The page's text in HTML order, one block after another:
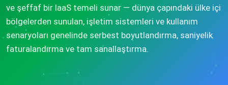
ve şeffaf bir IaaS temeli sunar — dünya çapındaki ülke içi
bölgelerden sunulan, işletim sistemleri ve kullanım
senaryoları genelinde serbest boyutlandırma, saniyelik
faturalandırma ve tam sanallaştırma.